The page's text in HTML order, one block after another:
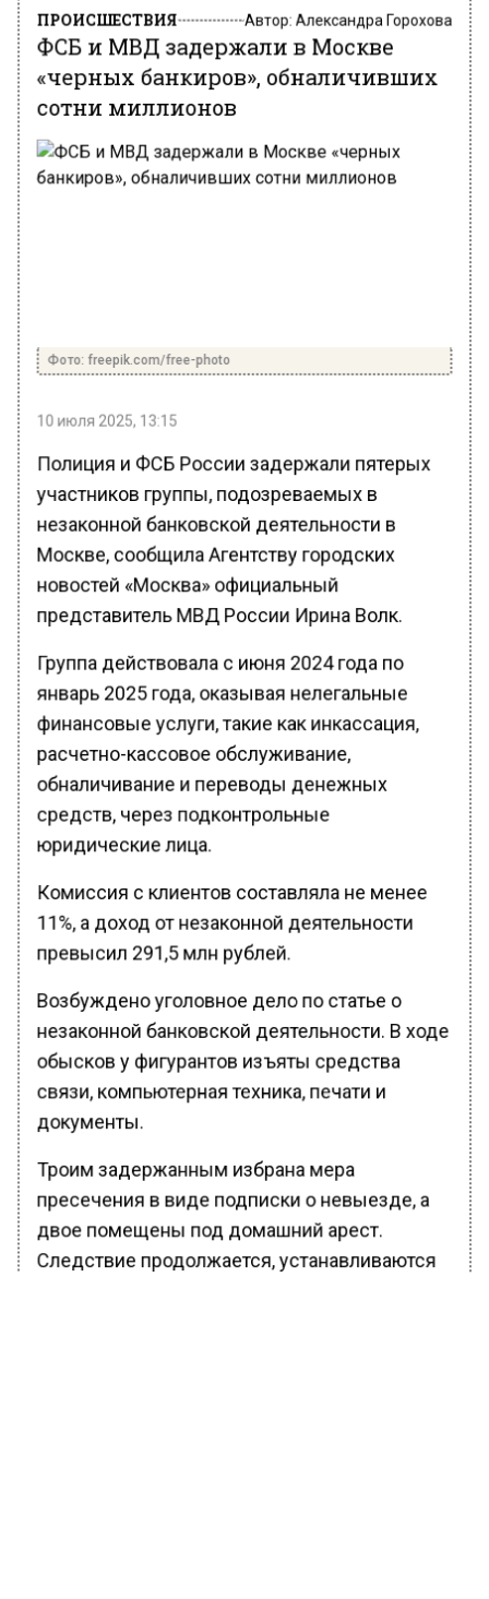
ПРОИСШЕСТВИЯ Автор: Александра Горохова
ФСБ и МВД задержали в Москве
«черных банкиров», обналичивших
сотни миллионов
Фото: freepik.com/free-photo
10 июля 2025, 13:15
Полиция и ФСБ России задержали пятерых
участников группы, подозреваемых в
незаконной банковской деятельности в
Москве, сообщила Агентству городских
новостей «Москва» официальный
представитель МВД России Ирина Волк.
Группа действовала с июня 2024 года по
январь 2025 года, оказывая нелегальные
финансовые услуги, такие как инкассация,
расчетно-кассовое обслуживание,
обналичивание и переводы денежных
средств, через подконтрольные
юридические лица.
Комиссия с клиентов составляла не менее
11%, а доход от незаконной деятельности
превысил 291,5 млн рублей.
Возбуждено уголовное дело по статье о
незаконной банковской деятельности. В ходе
обысков у фигурантов изъяты средства
связи, компьютерная техника, печати и
документы.
Троим задержанным избрана мера
пресечения в виде подписки о невыезде, а
двое помещены под домашний арест.
Следствие продолжается, устанавливаются